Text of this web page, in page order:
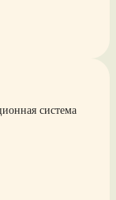
система